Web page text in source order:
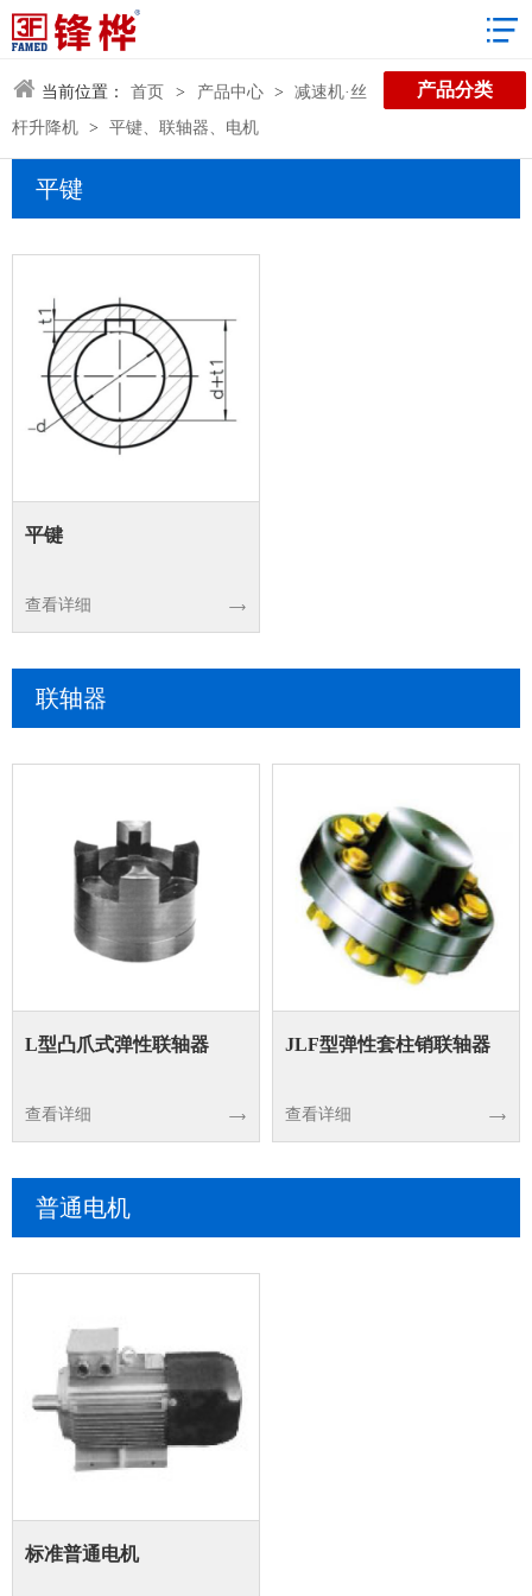
当前位置： 首页 > 产品中心 >
减速机·丝
杆升降机 > 平键、联轴器、电机
3D数据库
产品分类
平键
平键
查看详细
联轴器
L型凸爪式弹性联轴器
查看详细
JLF型弹性套柱销联轴器
查看详细
普通电机
标准普通电机